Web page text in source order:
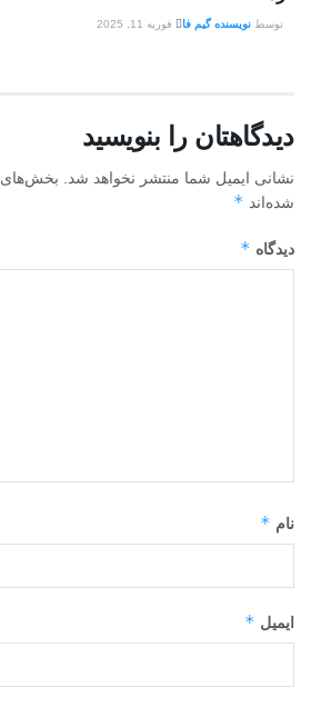
توسط نویسنده گیم فا فوریه 11, 2025
دیدگاهتان را بنویسید
نشانی ایمیل شما منتشر نخواهد شد.
بخش‌های
شده‌اند *
دیدگاه *
نام *
ایمیل *